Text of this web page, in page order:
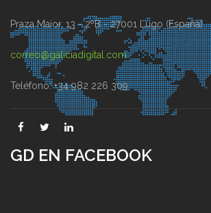
Praza Maior, 13 - 2ºB - 27001 Lugo (España)
correo@galiciadigital.com
Teléfono: +34 982 226 309
GD EN FACEBOOK